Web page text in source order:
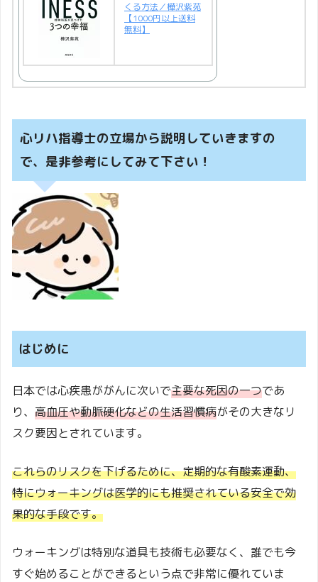
くる方法／樺沢紫苑
【1000円以上送料
無料】
心リハ指導士の立場から説明していきますの
で、是非参考にしてみて下さい！
はじめに
日本では心疾患ががんに次いで主要な死因の一つであ
り、 高血圧や動脈硬化などの生活習慣病がその大きなリ
スク要因とされています。
これらのリスクを下げるために、定期的な有酸素運動、
特にウォーキングは医学的にも推奨されている安全で効
果的な手段です。
ウォーキングは特別な道具も技術も必要なく、誰でも今
すぐ始めることができるという点で非常に優れていま